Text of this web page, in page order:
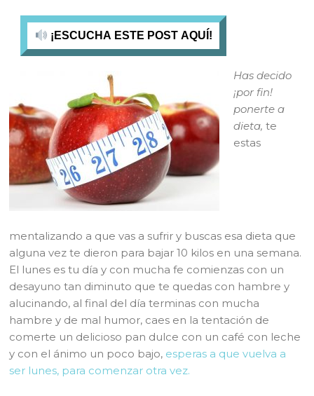
¡ESCUCHA ESTE POST AQUÍ!
Has decido
¡por fin!
ponerte a
dieta, te
estas
mentalizando a que vas a sufrir y buscas esa dieta que
alguna vez te dieron para bajar 10 kilos en una semana.
El lunes es tu día y con mucha fe comienzas con un
desayuno tan diminuto que te quedas con hambre y
alucinando, al final del día terminas con mucha
hambre y de mal humor, caes en la tentación de
comerte un delicioso pan dulce con un café con leche
y con el ánimo un poco bajo, esperas a que vuelva a
ser lunes, para comenzar otra vez.